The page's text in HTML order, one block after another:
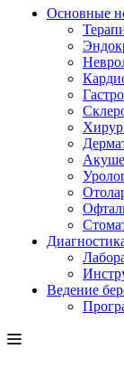
Основные
Ведение